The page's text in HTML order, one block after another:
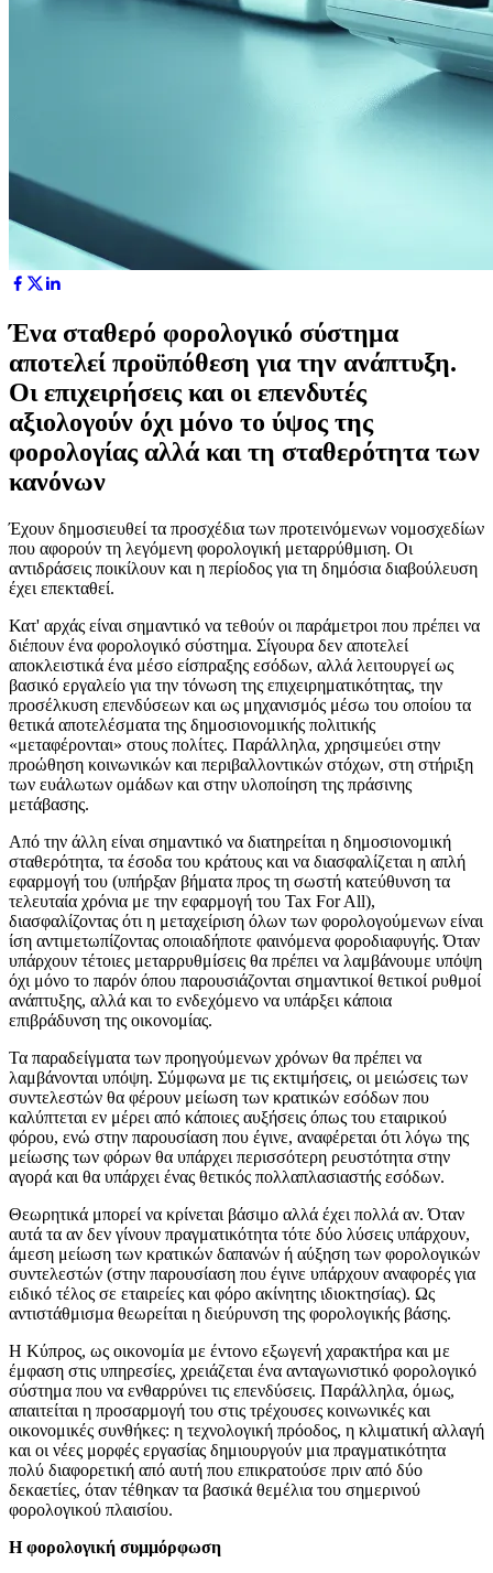
Ένα σταθερό φορολογικό σύστημα
αποτελεί προϋπόθεση για την ανάπτυξη.
Οι επιχειρήσεις και οι επενδυτές
αξιολογούν όχι μόνο το ύψος της
φορολογίας αλλά και τη σταθερότητα των
κανόνων
Έχουν δημοσιευθεί τα προσχέδια των προτεινόμενων νομοσχεδίων
που αφορούν τη λεγόμενη φορολογική μεταρρύθμιση. Οι
αντιδράσεις ποικίλουν και η περίοδος για τη δημόσια διαβούλευση
έχει επεκταθεί.
Κατ' αρχάς είναι σημαντικό να τεθούν οι παράμετροι που πρέπει να
διέπουν ένα φορολογικό σύστημα. Σίγουρα δεν αποτελεί
αποκλειστικά ένα μέσο είσπραξης εσόδων, αλλά λειτουργεί ως
βασικό εργαλείο για την τόνωση της επιχειρηματικότητας, την
προσέλκυση επενδύσεων και ως μηχανισμός μέσω του οποίου τα
θετικά αποτελέσματα της δημοσιονομικής πολιτικής
«μεταφέρονται» στους πολίτες. Παράλληλα, χρησιμεύει στην
προώθηση κοινωνικών και περιβαλλοντικών στόχων, στη στήριξη
των ευάλωτων ομάδων και στην υλοποίηση της πράσινης
μετάβασης.
Από την άλλη είναι σημαντικό να διατηρείται η δημοσιονομική
σταθερότητα, τα έσοδα του κράτους και να διασφαλίζεται η απλή
εφαρμογή του (υπήρξαν βήματα προς τη σωστή κατεύθυνση τα
τελευταία χρόνια με την εφαρμογή του Tax For All),
διασφαλίζοντας ότι η μεταχείριση όλων των φορολογούμενων είναι
ίση αντιμετωπίζοντας οποιαδήποτε φαινόμενα φοροδιαφυγής. Όταν
υπάρχουν τέτοιες μεταρρυθμίσεις θα πρέπει να λαμβάνουμε υπόψη
όχι μόνο το παρόν όπου παρουσιάζονται σημαντικοί θετικοί ρυθμοί
ανάπτυξης, αλλά και το ενδεχόμενο να υπάρξει κάποια
επιβράδυνση της οικονομίας.
Τα παραδείγματα των προηγούμενων χρόνων θα πρέπει να
λαμβάνονται υπόψη. Σύμφωνα με τις εκτιμήσεις, οι μειώσεις των
συντελεστών θα φέρουν μείωση των κρατικών εσόδων που
καλύπτεται εν μέρει από κάποιες αυξήσεις όπως του εταιρικού
φόρου, ενώ στην παρουσίαση που έγινε, αναφέρεται ότι λόγω της
μείωσης των φόρων θα υπάρχει περισσότερη ρευστότητα στην
αγορά και θα υπάρχει ένας θετικός πολλαπλασιαστής εσόδων.
Θεωρητικά μπορεί να κρίνεται βάσιμο αλλά έχει πολλά αν. Όταν
αυτά τα αν δεν γίνουν πραγματικότητα τότε δύο λύσεις υπάρχουν,
άμεση μείωση των κρατικών δαπανών ή αύξηση των φορολογικών
συντελεστών (στην παρουσίαση που έγινε υπάρχουν αναφορές για
ειδικό τέλος σε εταιρείες και φόρο ακίνητης ιδιοκτησίας). Ως
αντιστάθμισμα θεωρείται η διεύρυνση της φορολογικής βάσης.
Η Κύπρος, ως οικονομία με έντονο εξωγενή χαρακτήρα και με
έμφαση στις υπηρεσίες, χρειάζεται ένα ανταγωνιστικό φορολογικό
σύστημα που να ενθαρρύνει τις επενδύσεις. Παράλληλα, όμως,
απαιτείται η προσαρμογή του στις τρέχουσες κοινωνικές και
οικονομικές συνθήκες: η τεχνολογική πρόοδος, η κλιματική αλλαγή
και οι νέες μορφές εργασίας δημιουργούν μια πραγματικότητα
πολύ διαφορετική από αυτή που επικρατούσε πριν από δύο
δεκαετίες, όταν τέθηκαν τα βασικά θεμέλια του σημερινού
φορολογικού πλαισίου.
Η φορολογική συμμόρφωση